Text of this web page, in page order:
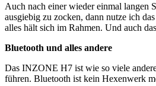
Auch nach einer wieder einmal langen
ausgiebig zu zocken, dann nutze ich
alles hält sich im Rahmen. Und auch
Bluetooth und alles andere
Das INZONE H7 ist wie so viele
führen. Bluetooth ist kein Hexenwerk